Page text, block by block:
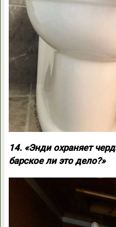
14. «Энди охраняет
барское ли это дело?»